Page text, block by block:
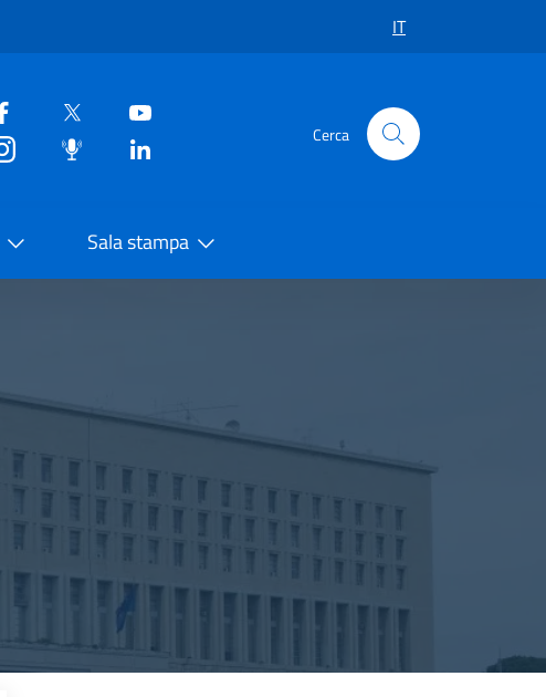
IT
Cerca
Sala stampa
Procedura comparativa pubblica
Minoranze Cristiane 2026
La Farnesina